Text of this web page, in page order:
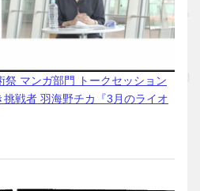
マンガ部門 トークセッション
挑戦者 羽海野チカ『3月のライオ